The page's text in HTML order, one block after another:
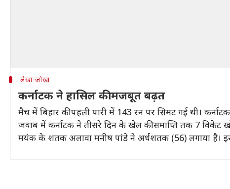
लेखा-जोखा
कर्नाटक ने हासिल की मजबूत बढ़त
मैच में बिहार की पहली पारी में 143 रन पर सिमट गई थी।
जवाब में कर्नाटक ने तीसरे दिन के खेल की समाप्ति तक 7 विकेट
मयंक के शतक अलावा मनीष पांडे ने अर्धशतक (56) लगाया है।